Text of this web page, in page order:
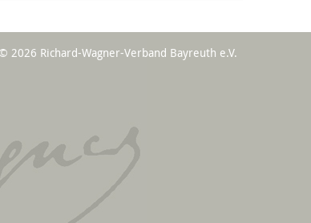
© 2026 Richard-Wagner-Verband Bayreuth e.V.